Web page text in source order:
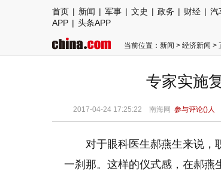
首页 | 新闻 | 军事 | 文史 | 政务 | 财经 | 汽
APP | 头条APP
当前位置： 新闻 > 经济新闻 >
专家实施
2017-04-24 17:25:22 南海网 参与评论()人
对于眼科医生郝燕生来说，
一刹那。这样的仪式感，在郝燕